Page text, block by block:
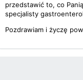
przedstawić to, co
specjalisty
Pozdrawiam i życzę